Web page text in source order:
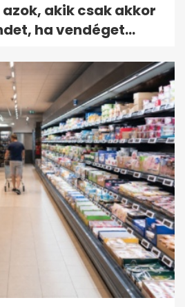
akik csak akkor
ha vendéget...